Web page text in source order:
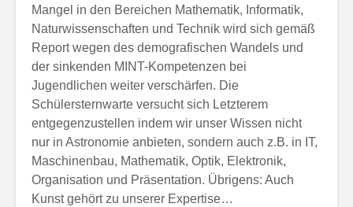
Mangel in den Bereichen Mathematik, Informatik,
Naturwissenschaften und Technik wird sich gemäß
Report wegen des demografischen Wandels und
der sinkenden MINT-Kompetenzen bei
Jugendlichen weiter verschärfen. Die
Schülersternwarte versucht sich Letzterem
entgegenzustellen indem wir unser Wissen nicht
nur in Astronomie anbieten, sondern auch z.B. in IT,
Maschinenbau, Mathematik, Optik, Elektronik,
Organisation und Präsentation. Übrigens: Auch
Kunst gehört zu unserer Expertise…